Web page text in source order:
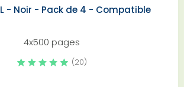
- Noir - Pack de 4 - Compatible
4x500 pages
(20)